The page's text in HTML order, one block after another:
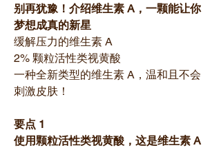
别再犹豫！介绍维生素 A，一颗能让你
梦想成真的新星
缓解压力的维生素 A
2% 颗粒活性类视黄酸
一种全新类型的维生素 A，温和且不会
刺激皮肤！
要点 1
使用颗粒活性类视黄酸，这是维生素 A